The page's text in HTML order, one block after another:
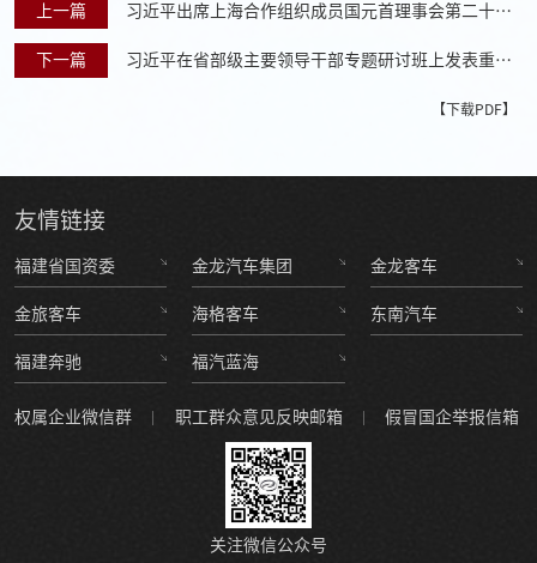
上一篇 习近平出席上海合作组织成员国元首理事会第二十二
次会议并发表重要讲话
下一篇
习近平在省部级主要领导干部专题研讨班上发表重要
【下载PDF】
友情链接
福建省国资委 金龙汽车集团 金龙客车
金旅客车 海格客车 东南汽车
福建奔驰 福汽蓝海
权属企业微信群 职工群众意见反映邮箱 假冒国企举报信箱
关注微信公众号